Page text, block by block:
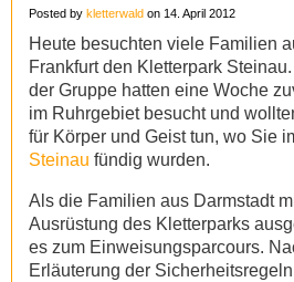
Posted by kletterwald on 14. April 2012
Heute besuchten viele Familien
Frankfurt den Kletterpark
der Gruppe hatten eine Woche
im Ruhrgebiet besucht und
für Körper und Geist tun, wo Sie
Steinau fündig wurden.
Als die Familien aus Darmstadt
Ausrüstung des Kletterparks
es zum Einweisungsparcours.
Erläuterung der